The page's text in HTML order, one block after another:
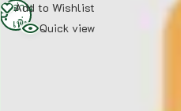
Add to Wishlist
Quick view
อ่าน
เพิ่ม